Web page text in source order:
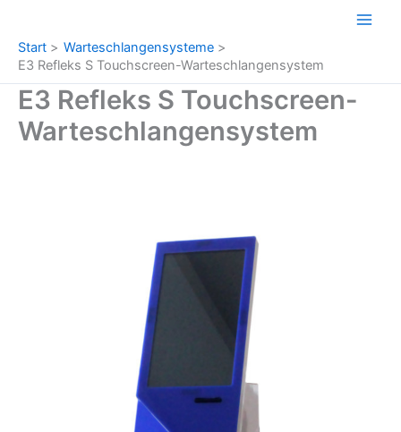
springen
Start
Warteschlangensysteme
E3 Refleks S Touchscreen-Warteschlangensystem
E3 Refleks S Touchscreen-
Warteschlangensystem